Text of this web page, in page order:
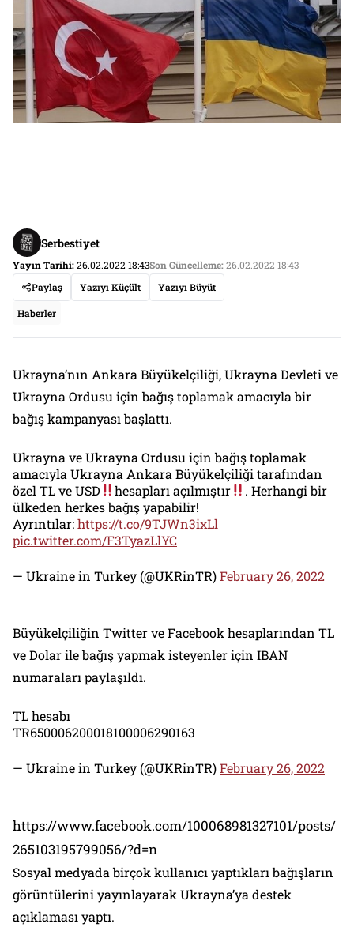
Serbestiyet
Yayın Tarihi:26.02.2022 18:43Son Güncelleme:26.02.2022 18:43
Paylaş
Yazıyı Küçült Yazıyı Büyüt
Haberler
Ukrayna’nın Ankara Büyükelçiliği, Ukrayna Devleti ve
Ukrayna Ordusu için bağış toplamak amacıyla bir
bağış kampanyası başlattı.
Ukrayna ve Ukrayna Ordusu için bağış toplamak
amacıyla Ukrayna Ankara Büyükelçiliği tarafından
özel TL ve USD
hesapları açılmıştır
. Herhangi bir
ülkeden herkes bağış yapabilir!
Ayrıntılar:https://t.co/9TJWn3ixLl
pic.twitter.com/F3TyazLlYC
— Ukraine in Turkey (@UKRinTR)February 26, 2022
Büyükelçiliğin Twitter ve Facebook hesaplarından TL
ve Dolar ile bağış yapmak isteyenler için IBAN
numaraları paylaşıldı.
TL hesabı
TR650006200018100006290163
— Ukraine in Turkey (@UKRinTR)February 26, 2022
https://www.facebook.com/100068981327101/posts/
265103195799056/?d=n
Sosyal medyada birçok kullanıcı yaptıkları bağışların
görüntülerini yayınlayarak Ukrayna’ya destek
açıklaması yaptı.